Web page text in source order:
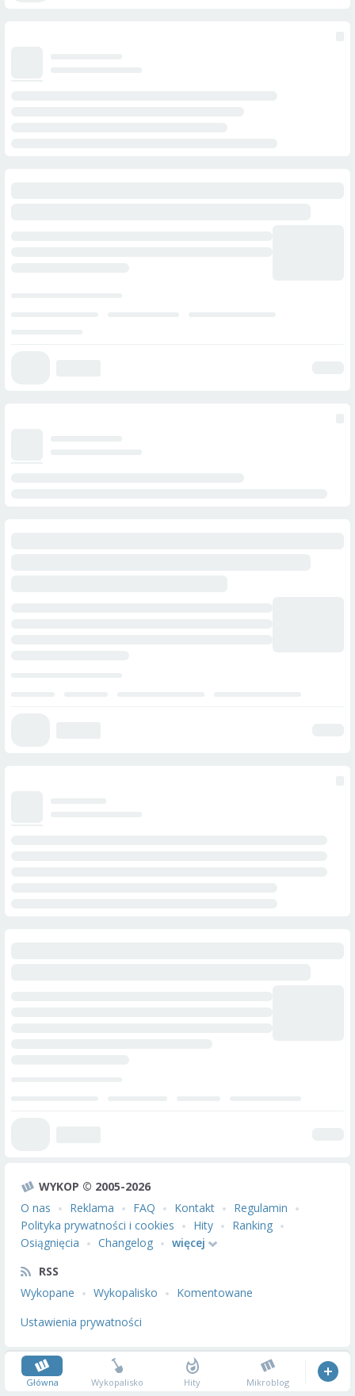
WYKOP © 2005-2026
O nas
Reklama FAQ Kontakt
Regulamin
Polityka prywatności i cookies
Hity
Ranking
Osiągnięcia
Changelog
więcej
RSS
Wykopane
Wykopalisko
Komentowane
Ustawienia prywatności
Główna Wykopalisko Hity Mikroblog